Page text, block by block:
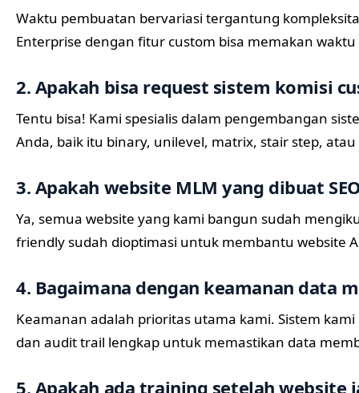
Waktu pembuatan bervariasi tergantung
Enterprise dengan fitur custom bisa memakan
2. Apakah bisa request sistem komisi
Tentu bisa! Kami spesialis dalam pengembangan
Anda, baik itu binary, unilevel, matrix, stair step,
3. Apakah website MLM yang dibuat
Ya, semua website yang kami bangun sudah
friendly sudah dioptimasi untuk membantu website
4. Bagaimana dengan keamanan data
Keamanan adalah prioritas utama kami. Sistem
dan audit trail lengkap untuk memastikan data
5. Apakah ada training setelah website